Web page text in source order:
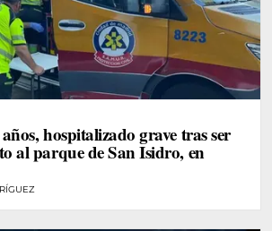
hospitalizado grave tras ser
al parque de San Isidro, en